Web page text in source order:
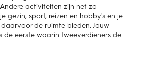
activiteiten zijn net zo
gezin, sport, reizen en hobby's en je
de ruimte bieden. Jouw
de eerste waarin tweeverdieners de